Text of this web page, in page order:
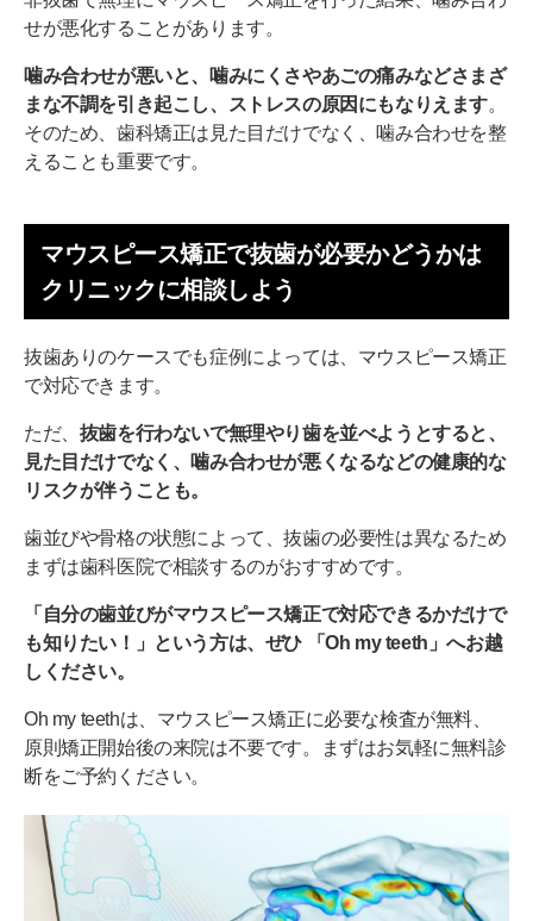
せが悪化することがあります。
噛み合わせが悪いと、噛みにくさやあごの痛みなどさまざ
まな不調を引き起こし、ストレスの原因にもなりえます。
そのため、歯科矯正は見た目だけでなく、噛み合わせを整
えることも重要です。
マウスピース矯正で抜歯が必要かどうかは
クリニックに相談しよう
抜歯ありのケースでも症例によっては、マウスピース矯正
で対応できます。
ただ、 抜歯を行わないで無理やり歯を並べようとすると、
見た目だけでなく、噛み合わせが悪くなるなどの健康的な
リスクが伴うことも。
歯並びや骨格の状態によって、抜歯の必要性は異なるため
まずは歯科医院で相談するのがおすすめです。
「自分の歯並びがマウスピース矯正で対応できるかだけで
も知りたい！」という方は、ぜひ 「Oh my teeth」へお越
しください。
Oh my teethは、マウスピース矯正に必要な検査が無料、
原則矯正開始後の来院は不要です。まずはお気軽に無料診
断をご予約ください。